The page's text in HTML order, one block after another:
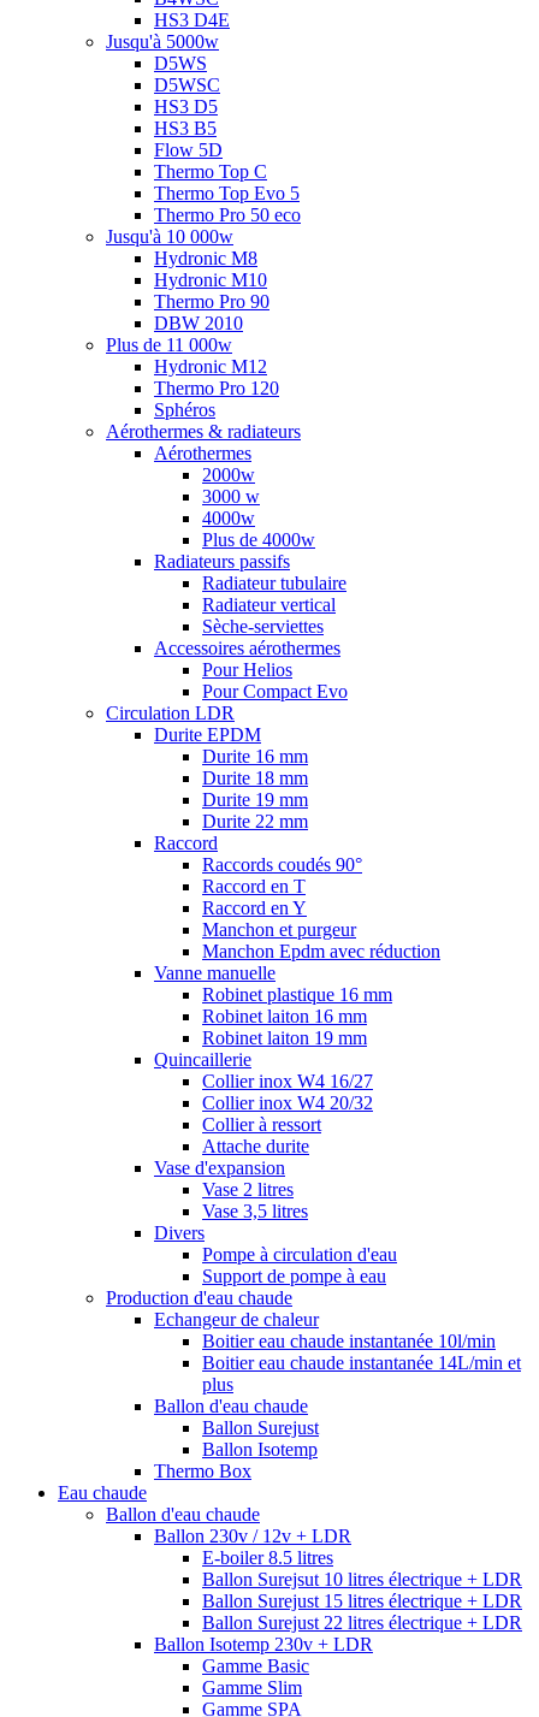
HS3 D4E
Jusqu'à 5000w
D5WS
D5WSC
HS3 D5
HS3 B5
Flow 5D
Thermo Top C
Thermo Top Evo 5
Thermo Pro 50 eco
Jusqu'à 10 000w
Hydronic M8
Hydronic M10
Thermo Pro 90
DBW 2010
Plus de 11 000w
Hydronic M12
Thermo Pro 120
Sphéros
Aérothermes & radiateurs
Aérothermes
2000w
3000 w
4000w
Plus de 4000w
Radiateurs passifs
Radiateur tubulaire
Radiateur vertical
Sèche-serviettes
Accessoires aérothermes
Pour Helios
Pour Compact Evo
Circulation LDR
Durite EPDM
Durite 16 mm
Durite 18 mm
Durite 19 mm
Durite 22 mm
Raccord
Raccords coudés 90°
Raccord en T
Raccord en Y
Manchon et purgeur
Manchon Epdm avec réduction
Vanne manuelle
Robinet plastique 16 mm
Robinet laiton 16 mm
Robinet laiton 19 mm
Quincaillerie
Collier inox W4 16/27
Collier inox W4 20/32
Collier à ressort
Attache durite
Vase d'expansion
Vase 2 litres
Vase 3,5 litres
Divers
Pompe à circulation d'eau
Support de pompe à eau
Production d'eau chaude
Echangeur de chaleur
Boitier eau chaude instantanée 10l/min
Boitier eau chaude instantanée 14L/min et
plus
Ballon d'eau chaude
Ballon Surejust
Ballon Isotemp
Thermo Box
Eau chaude
Ballon d'eau chaude
Ballon 230v / 12v + LDR
E-boiler 8.5 litres
Ballon Surejsut 10 litres électrique + LDR
Ballon Surejust 15 litres électrique + LDR
Ballon Surejust 22 litres électrique + LDR
Ballon Isotemp 230v + LDR
Gamme Basic
Gamme Slim
Gamme SPA